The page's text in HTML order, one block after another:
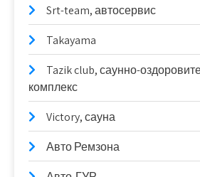
Srt-team, автосервис
Takayama
Tazik club, саунно-
комплекс
Victory, сауна
Авто Ремзона